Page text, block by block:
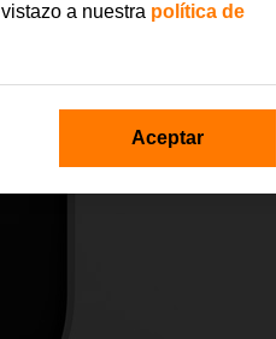
a nuestra política de
Aceptar